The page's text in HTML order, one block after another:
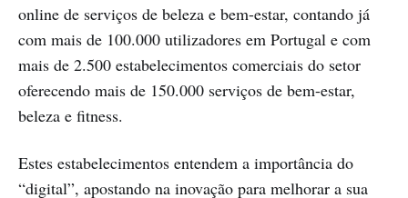
online de serviços de beleza e bem-estar, contando já
com mais de 100.000 utilizadores em Portugal e com
mais de 2.500 estabelecimentos comerciais do setor
oferecendo mais de 150.000 serviços de bem-estar,
beleza e fitness.
Estes estabelecimentos entendem a importância do
“digital”, apostando na inovação para melhorar a sua